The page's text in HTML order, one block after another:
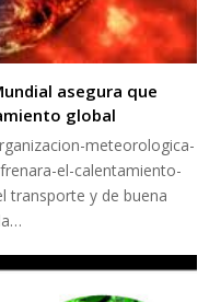
asegura que
global
meteorologica-
el-calentamiento-
transporte y de buena